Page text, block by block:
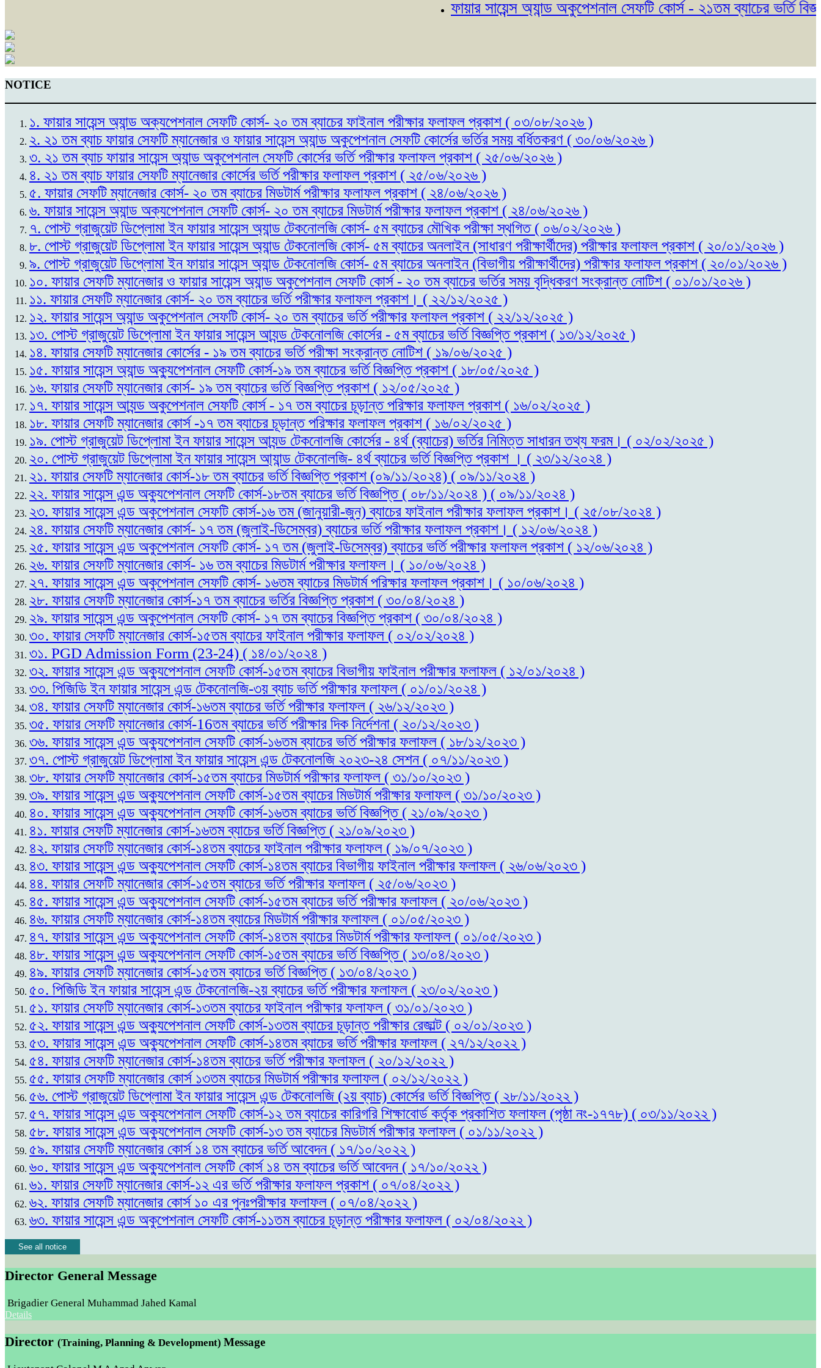
ফায়ার সায়েন্স অ্যান্ড অকুপেশনাল সেফটি কোর্স - ২১তম ব্যাচের ভর্তি
NOTICE
১. ফায়ার সায়েন্স অ্যান্ড অক্যপেশনাল সেফটি কোর্স- ২০ তম ব্যাচের ফাইনাল পরীক্ষার ফলাফল প্রকাশ ( ০৩/০৮/২০২৬ )
২. ২১ তম ব্যাচ ফায়ার সেফটি ম্যানেজার ও ফায়ার সায়েন্স অ্যান্ড অকুপেশনাল সেফটি কোর্সের ভর্তির সময় বর্ধিতকরণ ( ৩০/০৬/২০২৬ )
৩. ২১ তম ব্যাচ ফায়ার সায়েন্স অ্যান্ড অকুপেশনাল সেফটি কোর্সের ভর্তি পরীক্ষার ফলাফল প্রকাশ ( ২৫/০৬/২০২৬ )
৪. ২১ তম ব্যাচ ফায়ার সেফটি ম্যানেজার কোর্সের ভর্তি পরীক্ষার ফলাফল প্রকাশ ( ২৫/০৬/২০২৬ )
৫. ফায়ার সেফটি ম্যানেজার কোর্স- ২০ তম ব্যাচের মিডটার্ম পরীক্ষার ফলাফল প্রকাশ ( ২৪/০৬/২০২৬ )
৬. ফায়ার সায়েন্স অ্যান্ড অক্যপেশনাল সেফটি কোর্স- ২০ তম ব্যাচের মিডটার্ম পরীক্ষার ফলাফল প্রকাশ ( ২৪/০৬/২০২৬ )
৭. পোস্ট গ্রাজুয়েট ডিপ্লোমা ইন ফায়ার সায়েন্স অ্যান্ড টেকনোলজি কোর্স- ৫ম ব্যাচের মৌখিক পরীক্ষা স্থগিত ( ০৬/০২/২০২৬ )
৮. পোস্ট গ্রাজুয়েট ডিপ্লোমা ইন ফায়ার সায়েন্স অ্যান্ড টেকনোলজি কোর্স- ৫ম ব্যাচের অনলাইন (সাধারণ পরীক্ষার্থীদের) পরীক্ষার ফলাফল প্রকাশ ( ২০/০১/২০২৬ )
৯. পোস্ট গ্রাজুয়েট ডিপ্লোমা ইন ফায়ার সায়েন্স অ্যান্ড টেকনোলজি কোর্স- ৫ম ব্যাচের অনলাইন (বিভাগীয় পরীক্ষার্থীদের) পরীক্ষার ফলাফল প্রকাশ ( ২০/০১/২০২৬ )
১০. ফায়ার সেফটি ম্যানেজার ও ফায়ার সায়েন্স অ্যান্ড অকুপেশনাল সেফটি কোর্স - ২০ তম ব্যাচের ভর্তির সময় বৃদ্ধিকরণ সংক্রান্ত নোটিশ ( ০১/০১/২০২৬ )
১১. ফায়ার সেফটি ম্যানেজার কোর্স- ২০ তম ব্যাচের ভর্তি পরীক্ষার ফলাফল প্রকাশ। ( ২২/১২/২০২৫ )
১২. ফায়ার সায়েন্স অ্যান্ড অকুপেশনাল সেফটি কোর্স- ২০ তম ব্যাচের ভর্তি পরীক্ষার ফলাফল প্রকাশ ( ২২/১২/২০২৫ )
১৩. পোস্ট গ্রাজুয়েট ডিপ্লোমা ইন ফায়ার সায়েন্স আ্যন্ড টেকনোলজি কোর্সের - ৫ম ব্যাচের ভর্তি বিজ্ঞপ্তি প্রকাশ ( ১৩/১২/২০২৫ )
১৪. ফায়ার সেফটি ম্যানেজার কোর্সের - ১৯ তম ব্যাচের ভর্তি পরীক্ষা সংক্রান্ত নোটিশ ( ১৯/০৬/২০২৫ )
১৫. ফায়ার সায়েন্স অ্যান্ড অক্যুপেশনাল সেফটি কোর্স-১৯ তম ব্যাচের ভর্তি বিজ্ঞপ্তি প্রকাশ ( ১৮/০৫/২০২৫ )
১৬. ফায়ার সেফটি ম্যানেজার কোর্স- ১৯ তম ব্যাচের ভর্তি বিজ্ঞপ্তি প্রকাশ ( ১২/০৫/২০২৫ )
১৭. ফায়ার সায়েন্স আ্যন্ড অকুপেশনাল সেফটি কোর্স - ১৭ তম ব্যাচের চূড়ান্ত পরিক্ষার ফলাফল প্রকাশ ( ১৬/০২/২০২৫ )
১৮. ফায়ার সেফটি ম্যানেজার কোর্স -১৭ তম ব্যাচের চূড়ান্ত পরিক্ষার ফলাফল প্রকাশ ( ১৬/০২/২০২৫ )
১৯. পোস্ট গ্রাজুয়েট ডিপ্লোমা ইন ফায়ার সায়েন্স আ্যন্ড টেকনোলজি কোর্সের - ৪র্থ (ব্যাচের) ভর্তির নিমিত্ত সাধারন তথ্য ফরম। ( ০২/০২/২০২৫ )
২০. পোস্ট গ্রাজুয়েট ডিপ্লোমা ইন ফায়ার সায়েন্স আ্যান্ড টেকনোলজি- ৪র্থ ব্যাচের ভর্তি বিজ্ঞপ্তি প্রকাশ । ( ২৩/১২/২০২৪ )
২১. ফায়ার সেফটি ম্যানেজার কোর্স-১৮ তম ব্যাচের ভর্তি বিজ্ঞপ্তি প্রকাশ (০৯/১১/২০২৪) ( ০৯/১১/২০২৪ )
২২. ফায়ার সায়েন্স এন্ড অক্যুপেশনাল সেফটি কোর্স-১৮তম ব্যাচের ভর্তি বিজ্ঞপ্তি ( ০৮/১১/২০২৪ ) ( ০৯/১১/২০২৪ )
২৩. ফায়ার সায়েন্স এন্ড অকুপেশনাল সেফটি কোর্স-১৬ তম (জানুয়ারী-জুন) ব্যাচের ফাইনাল পরীক্ষার ফলাফল প্রকাশ। ( ২৫/০৮/২০২৪ )
২৪. ফায়ার সেফটি ম্যানেজার কোর্স- ১৭ তম (জুলাই-ডিসেম্বর) ব্যাচের ভর্তি পরীক্ষার ফলাফল প্রকাশ। ( ১২/০৬/২০২৪ )
২৫. ফায়ার সায়েন্স এন্ড অকুপেশনাল সেফটি কোর্স- ১৭ তম (জুলাই-ডিসেম্বর) ব্যাচের ভর্তি পরীক্ষার ফলাফল প্রকাশ ( ১২/০৬/২০২৪ )
২৬. ফায়ার সেফটি ম্যানেজার কোর্স- ১৬ তম ব্যাচের মিডটার্ম পরীক্ষার ফলাফল। ( ১০/০৬/২০২৪ )
২৭. ফায়ার সায়েন্স এন্ড অকুপেশনাল সেফটি কোর্স- ১৬তম ব্যাচের মিডটার্ম পরিক্ষার ফলাফল প্রকাশ। ( ১০/০৬/২০২৪ )
২৮. ফায়ার সেফটি ম্যানেজার কোর্স-১৭ তম ব্যাচের ভর্তির বিজ্ঞপ্তি প্রকাশ ( ৩০/০৪/২০২৪ )
২৯. ফায়ার সায়েন্স এন্ড অকুপেশনাল সেফটি কোর্স- ১৭ তম ব্যাচের বিজ্ঞপ্তি প্রকাশ ( ৩০/০৪/২০২৪ )
৩০. ফায়ার সেফটি ম্যানেজার কোর্স-১৫তম ব্যাচের ফাইনাল পরীক্ষার ফলাফল ( ০২/০২/২০২৪ )
৩১. PGD Admission Form (23-24) ( ১৪/০১/২০২৪ )
৩২. ফায়ার সায়েন্স এন্ড অক্যুপেশনাল সেফটি কোর্স-১৫তম ব্যাচের বিভাগীয় ফাইনাল পরীক্ষার ফলাফল ( ১২/০১/২০২৪ )
৩৩. পিজিডি ইন ফায়ার সায়েন্স এন্ড টেকনোলজি-৩য় ব্যাচ ভর্তি পরীক্ষার ফলাফল ( ০১/০১/২০২৪ )
৩৪. ফায়ার সেফটি ম্যানেজার কোর্স-১৬তম ব্যাচের ভর্তি পরীক্ষার ফলাফল ( ২৬/১২/২০২৩ )
৩৫. ফায়ার সেফটি ম্যানেজার কোর্স-16তম ব্যাচের ভর্তি পরীক্ষার দিক নির্দেশনা ( ২০/১২/২০২৩ )
৩৬. ফায়ার সায়েন্স এন্ড অক্যুপেশনাল সেফটি কোর্স-১৬তম ব্যাচের ভর্তি পরীক্ষার ফলাফল ( ১৮/১২/২০২৩ )
৩৭. পোস্ট গ্রাজুয়েট ডিপ্লোমা ইন ফায়ার সায়েন্স এন্ড টেকনোলজি ২০২৩-২৪ সেশন ( ০৭/১১/২০২৩ )
৩৮. ফায়ার সেফটি ম্যানেজার কোর্স-১৫তম ব্যাচের মিডটার্ম পরীক্ষার ফলাফল ( ৩১/১০/২০২৩ )
৩৯. ফায়ার সায়েন্স এন্ড অক্যুপেশনাল সেফটি কোর্স-১৫তম ব্যাচের মিডটার্ম পরীক্ষার ফলাফল ( ৩১/১০/২০২৩ )
৪০. ফায়ার সায়েন্স এন্ড অক্যুপেশনাল সেফটি কোর্স-১৬তম ব্যাচের ভর্তি বিজ্ঞপ্তি ( ২১/০৯/২০২৩ )
৪১. ফায়ার সেফটি ম্যানেজার কোর্স-১৬তম ব্যাচের ভর্তি বিজ্ঞপ্তি ( ২১/০৯/২০২৩ )
৪২. ফায়ার সেফটি ম্যানেজার কোর্স-১৪তম ব্যাচের ফাইনাল পরীক্ষার ফলাফল ( ১৯/০৭/২০২৩ )
৪৩. ফায়ার সায়েন্স এন্ড অক্যুপেশনাল সেফটি কোর্স-১৪তম ব্যাচের বিভাগীয় ফাইনাল পরীক্ষার ফলাফল ( ২৬/০৬/২০২৩ )
৪৪. ফায়ার সেফটি ম্যানেজার কোর্স-১৫তম ব্যাচের ভর্তি পরীক্ষার ফলাফল ( ২৫/০৬/২০২৩ )
৪৫. ফায়ার সায়েন্স এন্ড অক্যুপেশনাল সেফটি কোর্স-১৫তম ব্যাচের ভর্তি পরীক্ষার ফলাফল ( ২০/০৬/২০২৩ )
৪৬. ফায়ার সেফটি ম্যানেজার কোর্স-১৪তম ব্যাচের মিডটার্ম পরীক্ষার ফলাফল ( ০১/০৫/২০২৩ )
৪৭. ফায়ার সায়েন্স এন্ড অক্যুপেশনাল সেফটি কোর্স-১৪তম ব্যাচের মিডটার্ম পরীক্ষার ফলাফল ( ০১/০৫/২০২৩ )
৪৮. ফায়ার সায়েন্স এন্ড অক্যুপেশনাল সেফটি কোর্স-১৫তম ব্যাচের ভর্তি বিজ্ঞপ্তি ( ১৩/০৪/২০২৩ )
৪৯. ফায়ার সেফটি ম্যানেজার কোর্স-১৫তম ব্যাচের ভর্তি বিজ্ঞপ্তি ( ১৩/০৪/২০২৩ )
৫০. পিজিডি ইন ফায়ার সায়েন্স এন্ড টেকনোলজি-২য় ব্যাচের ভর্তি পরীক্ষার ফলাফল ( ২৩/০২/২০২৩ )
৫১. ফায়ার সেফটি ম্যানেজার কোর্স-১৩তম ব্যাচের ফাইনাল পরীক্ষার ফলাফল ( ৩১/০১/২০২৩ )
৫২. ফায়ার সায়েন্স এন্ড অক্যুপেশনাল সেফটি কোর্স-১৩তম ব্যাচের চূড়ান্ত পরীক্ষার রেজাল্ট ( ০২/০১/২০২৩ )
৫৩. ফায়ার সায়েন্স এন্ড অক্যুপেশনাল সেফটি কোর্স-১৪তম ব্যাচের ভর্তি পরীক্ষার ফলাফল ( ২৭/১২/২০২২ )
৫৪. ফায়ার সেফটি ম্যানেজার কোর্স-১৪তম ব্যাচের ভর্তি পরীক্ষার ফলাফল ( ২০/১২/২০২২ )
৫৫. ফায়ার সেফটি ম্যানেজার কোর্স ১৩তম ব্যাচের মিডটার্ম পরীক্ষার ফলাফল ( ০২/১২/২০২২ )
৫৬. পোস্ট গ্রাজুয়েট ডিপ্লোমা ইন ফায়ার সায়েন্স এন্ড টেকনোলজি (২য় ব্যাচ) কোর্সের ভর্তি বিজ্ঞপ্তি ( ২৮/১১/২০২২ )
৫৭. ফায়ার সায়েন্স এন্ড অক্যুপেশনাল সেফটি কোর্স-১২ তম ব্যাচের কারিগরি শিক্ষাবোর্ড কর্তৃক প্রকাশিত ফলাফল (পৃষ্ঠা নং-১৭৭৮) ( ০৩/১১/২০২২ )
৫৮. ফায়ার সায়েন্স এন্ড অক্যুপেশনাল সেফটি কোর্স-১৩ তম ব্যাচের মিডটার্ম পরীক্ষার ফলাফল ( ০১/১১/২০২২ )
৫৯. ফায়ার সেফটি ম্যানেজার কোর্স ১৪ তম ব্যাচের ভর্তি আবেদন ( ১৭/১০/২০২২ )
৬০. ফায়ার সায়েন্স এন্ড অক্যুপেশনাল সেফটি কোর্স ১৪ তম ব্যাচের ভর্তি আবেদন ( ১৭/১০/২০২২ )
৬১. ফায়ার সেফটি ম্যানেজার কোর্স-১২ এর ভর্তি পরীক্ষার ফলাফল প্রকাশ ( ০৭/০৪/২০২২ )
৬২. ফায়ার সেফটি ম্যানেজার কোর্স ১০ এর পুনঃপরীক্ষার ফলাফল ( ০৭/০৪/২০২২ )
৬৩. ফায়ার সায়েন্স এন্ড অকুপেশনাল সেফটি কোর্স-১১তম ব্যাচের চূড়ান্ত পরীক্ষার ফলাফল ( ০২/০৪/২০২২ )
See all notice
Director General Message
Brigadier General Muhammad Jahed Kamal
Details
Director (Training, Planning & Development) Message